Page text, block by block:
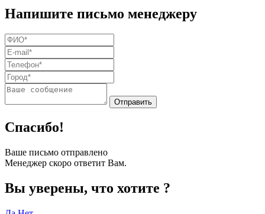
Напишите письмо менеджеру
Спасибо!
Ваше письмо отправлено
Менеджер скоро ответит Вам.
Вы уверены, что хотите ?